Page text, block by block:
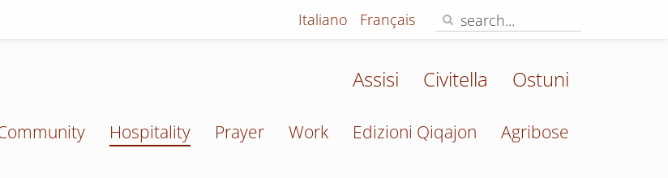
Italiano Français
Assisi Civitella Ostuni
Hospitality Prayer Work Edizioni Qiqajon Agribose